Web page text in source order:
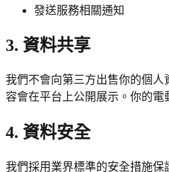
發送服務相關通知
3. 資料共享
我們不會向第三方出售你的個
容會在平台上公開展示。你的電
4. 資料安全
我們採用業界標準的安全措施保